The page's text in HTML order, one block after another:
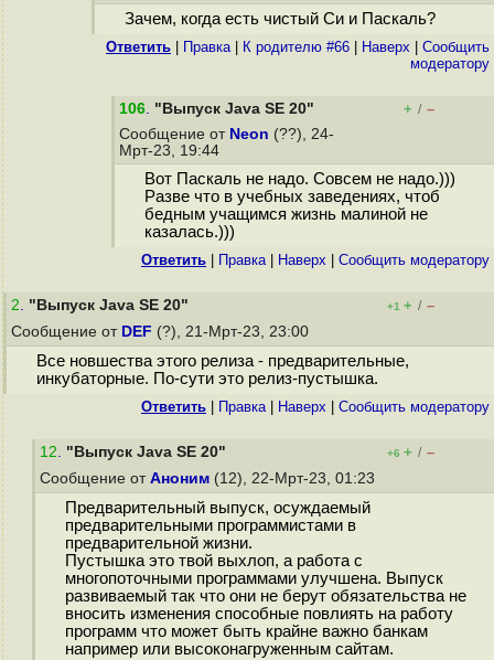
Зачем, когда есть чистый Си и Паскаль?
Ответить Правка| К родителю #66 Наверх
Cообщить
модератору
106. "Выпуск Java SE 20" + / –
Сообщение от Neon (??), 24-
Мрт-23, 19:44
Вот Паскаль не надо. Совсем не надо.)))
Разве что в учебных заведениях, чтоб
бедным учащимся жизнь малиной не
казалась.)))
Ответить Правка| Наверх Cообщить модератору
2. "Выпуск Java SE 20" +1 + / –
Сообщение от DEF (?), 21-Мрт-23, 23:00
Все новшества этого релиза - предварительные,
инкубаторные. По-сути это релиз-пустышка.
Ответить Правка| Наверх Cообщить модератору
12. "Выпуск Java SE 20" +6 + / –
Сообщение от Аноним (12), 22-Мрт-23, 01:23
Предварительный выпуск, осуждаемый
предварительными программистами в
предварительной жизни.
Пустышка это твой выхлоп, а работа с
многопоточными программами улучшена. Выпуск
развиваемый так что они не берут обязательства не
вносить изменения способные повлиять на работу
программ что может быть крайне важно банкам
например или высоконагруженным сайтам.